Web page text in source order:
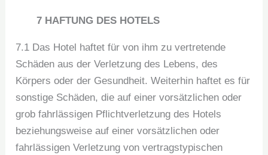
7 HAFTUNG DES HOTELS
7.1 Das Hotel haftet für von ihm zu vertretende
Schäden aus der Verletzung des Lebens, des
Körpers oder der Gesundheit. Weiterhin haftet es für
sonstige Schäden, die auf einer vorsätzlichen oder
grob fahrlässigen Pflichtverletzung des Hotels
beziehungsweise auf einer vorsätzlichen oder
fahrlässigen Verletzung von vertragstypischen